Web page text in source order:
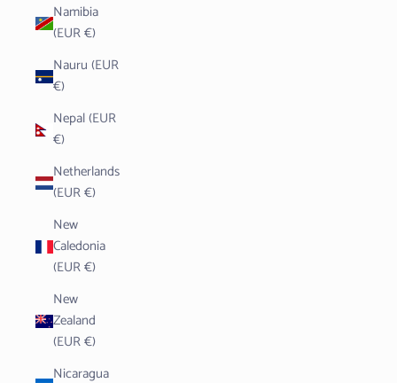
Namibia
(EUR €)
Nauru (EUR
€)
Nepal (EUR
€)
Netherlands
(EUR €)
New
Caledonia
(EUR €)
New
Zealand
(EUR €)
Nicaragua